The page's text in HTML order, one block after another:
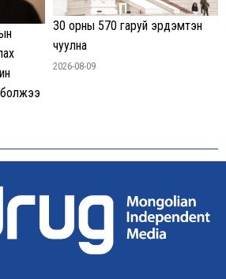
болжээ
30 орны 570 гаруй эрдэмтэн
чуулна
2026-08-09